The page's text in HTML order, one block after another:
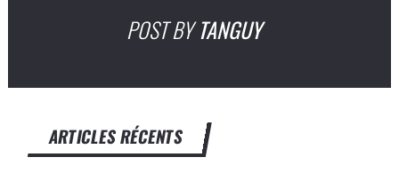
POST BY TANGUY
ARTICLES RÉCENTS